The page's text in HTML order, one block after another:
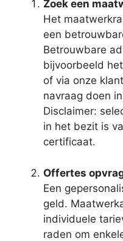
Zoek een
Het
een
Betrouwbare
bijvoorbeeld
of via onze
navraag doen
Disclaimer:
in het bezit is
certificaat.
Offertes
Een
geld.
individuele
raden om